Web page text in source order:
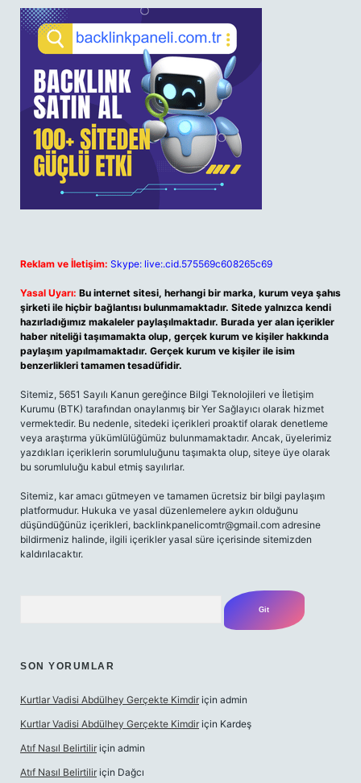
Reklam ve İletişim: Skype: live:.cid.575569c608265c69
Yasal Uyarı: Bu internet sitesi, herhangi bir marka, kurum veya şahıs
şirketi ile hiçbir bağlantısı bulunmamaktadır. Sitede yalnızca kendi
hazırladığımız makaleler paylaşılmaktadır. Burada yer alan içerikler
haber niteliği taşımamakta olup, gerçek kurum ve kişiler hakkında
paylaşım yapılmamaktadır. Gerçek kurum ve kişiler ile isim
benzerlikleri tamamen tesadüfidir.
Sitemiz, 5651 Sayılı Kanun gereğince Bilgi Teknolojileri ve İletişim
Kurumu (BTK) tarafından onaylanmış bir Yer Sağlayıcı olarak hizmet
vermektedir. Bu nedenle, sitedeki içerikleri proaktif olarak denetleme
veya araştırma yükümlülüğümüz bulunmamaktadır. Ancak, üyelerimiz
yazdıkları içeriklerin sorumluluğunu taşımakta olup, siteye üye olarak
bu sorumluluğu kabul etmiş sayılırlar.
Sitemiz, kar amacı gütmeyen ve tamamen ücretsiz bir bilgi paylaşım
platformudur. Hukuka ve yasal düzenlemelere aykırı olduğunu
düşündüğünüz içerikleri, backlinkpanelicomtr@gmail.com adresine
bildirmeniz halinde, ilgili içerikler yasal süre içerisinde sitemizden
kaldırılacaktır.
SON YORUMLAR
Kurtlar Vadisi Abdülhey Gerçekte Kimdir için admin
Kurtlar Vadisi Abdülhey Gerçekte Kimdir için Kardeş
Atıf Nasıl Belirtilir için admin
Atıf Nasıl Belirtilir için Dağcı